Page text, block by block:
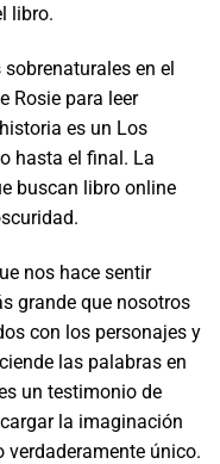
libro.
en el
Rosie para leer
es un Los
hasta el final. La
buscan libro online​
nos hace sentir
grande que nosotros
con los personajes y
las palabras en
un testimonio de
la imaginación
verdaderamente único.